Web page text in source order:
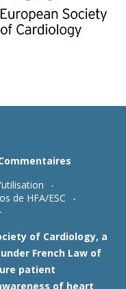
de HFA/ESC
of Cardiology, a
French Law of
patient
of heart